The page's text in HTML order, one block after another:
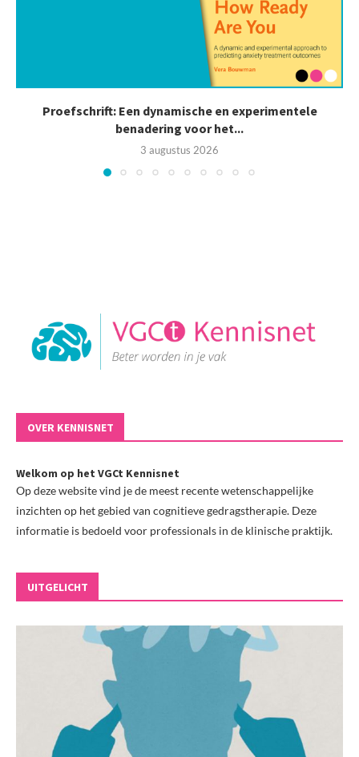
Proefschrift: Een dynamische en experimentele
benadering voor het...
3 augustus 2026
OVER KENNISNET
Welkom op het VGCt Kennisnet
Op deze website vind je de meest recente wetenschappelijke
inzichten op het gebied van cognitieve gedragstherapie. Deze
informatie is bedoeld voor professionals in de klinische praktijk.
UITGELICHT